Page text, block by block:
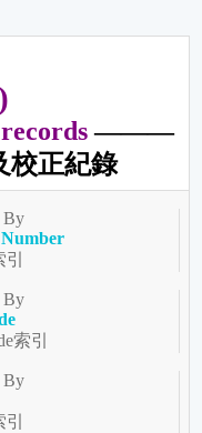
———
校正紀錄
By
By
索引
By